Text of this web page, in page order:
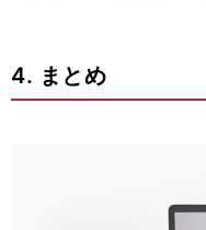
4. まとめ